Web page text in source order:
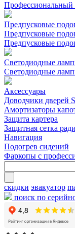
Предпусковые
Предпусковые
Предпусковые
Светодиодные
Светодиодные
Аксессуары
Доводчики дверей
Амортизаторы
Защита картера
Защитная сетка
Навигация
Подогрев сидений
Фаркопы с
скидки эвакуатор
поиск по